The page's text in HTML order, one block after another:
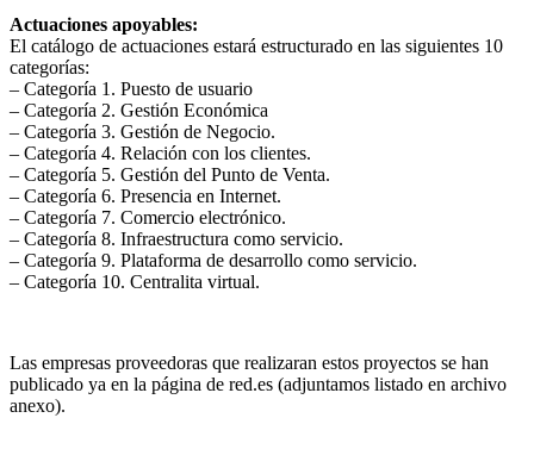
Actuaciones apoyables:
El catálogo de actuaciones estará estructurado en las siguientes 10
categorías:
– Categoría 1. Puesto de usuario
– Categoría 2. Gestión Económica
– Categoría 3. Gestión de Negocio.
– Categoría 4. Relación con los clientes.
– Categoría 5. Gestión del Punto de Venta.
– Categoría 6. Presencia en Internet.
– Categoría 7. Comercio electrónico.
– Categoría 8. Infraestructura como servicio.
– Categoría 9. Plataforma de desarrollo como servicio.
– Categoría 10. Centralita virtual.
Las empresas proveedoras que realizaran estos proyectos se han
publicado ya en la página de red.es (adjuntamos listado en archivo
anexo).